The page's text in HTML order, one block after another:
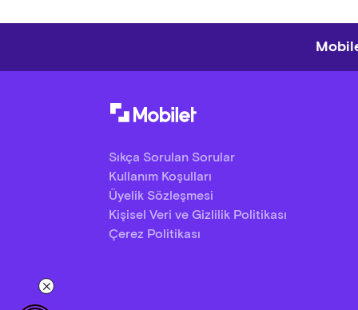
Sıkça Sorulan Sorular
Kullanım Koşulları
Üyelik Sözleşmesi
Kişisel Veri ve Gizlilik Politikası
Çerez Politikası